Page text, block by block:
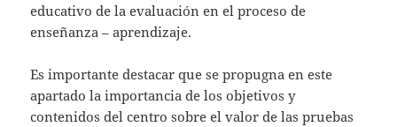
educativo de la evaluación en el proceso de
enseñanza – aprendizaje.
Es importante destacar que se propugna en este
apartado la importancia de los objetivos y
contenidos del centro sobre el valor de las pruebas